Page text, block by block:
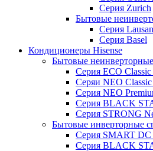
Серия Zurich
Бытовые
Серия
Серия Basel
Кондиционеры Hisense
Бытовые
Серия ECO Classic
Серяи NEO Classic
Серия NEO
Серия BLACK
Серия STRONG
Бытовые инверторные
Серия SMART DC
Серия BLACK